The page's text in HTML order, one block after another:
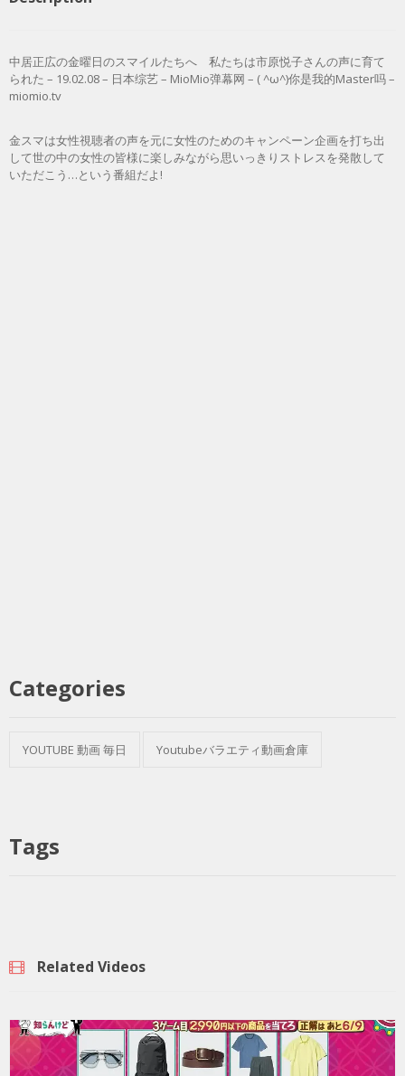
中居正広の金曜日のスマイルたちへ 私たちは市原悦子さんの声に育て
られた – 19.02.08 – 日本综艺 – MioMio弹幕网 – ( ^ω^)你是我的Master吗 –
miomio.tv
金スマは女性視聴者の声を元に女性のためのキャンペーン企画を打ち出
して世の中の女性の皆様に楽しみながら思いっきりストレスを発散して
いただこう…という番組だよ!
Categories
YOUTUBE 動画 毎日 Youtubeバラエティ動画倉庫
Tags
Related Videos